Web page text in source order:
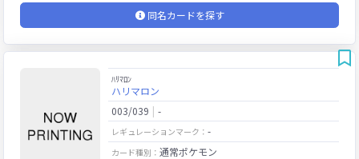
同名カードを探す
ﾊﾘﾏﾛﾝ
ハリマロン
003/039
-
レギュレーションマーク： -
カード種別： 通常ポケモン